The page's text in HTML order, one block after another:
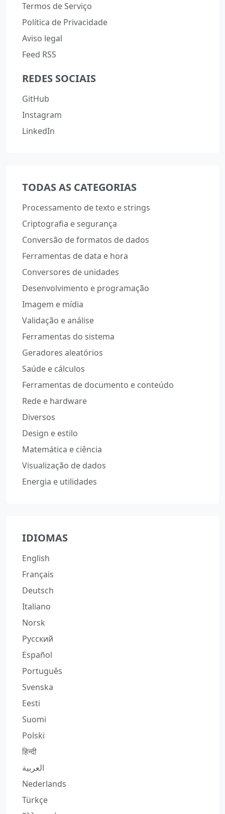
Termos de Serviço
Política de Privacidade
Aviso legal
Feed RSS
REDES SOCIAIS
GitHub
Instagram
LinkedIn
TODAS AS CATEGORIAS
Processamento de texto e strings
Criptografia e segurança
Conversão de formatos de dados
Ferramentas de data e hora
Conversores de unidades
Desenvolvimento e programação
Imagem e mídia
Validação e análise
Ferramentas do sistema
Geradores aleatórios
Saúde e cálculos
Ferramentas de documento e conteúdo
Rede e hardware
Diversos
Design e estilo
Matemática e ciência
Visualização de dados
Energia e utilidades
IDIOMAS
English
Français
Deutsch
Italiano
Norsk
Русский
Español
Português
Svenska
Eesti
Suomi
Polski
हिन्दी
العربية
Nederlands
Türkçe